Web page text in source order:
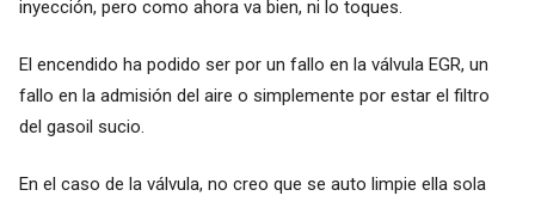
inyección, pero como ahora va bien, ni lo toques.
El encendido ha podido ser por un fallo en la válvula EGR, un
fallo en la admisión del aire o simplemente por estar el filtro
del gasoil sucio.
En el caso de la válvula, no creo que se auto limpie ella sola